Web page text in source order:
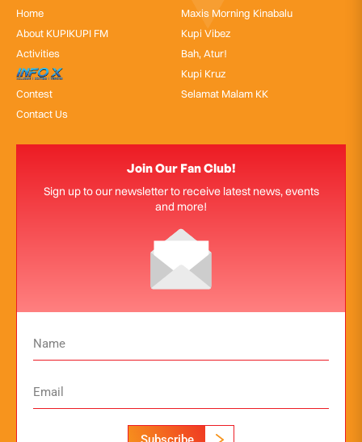
Home
About KUPIKUPI FM
Activities
InfoX
Contest
Contact Us
Maxis Morning Kinabalu
Kupi Vibez
Bah, Atur!
Kupi Kruz
Selamat Malam KK
Join Our Fan Club!
Sign up to our newsletter to receive latest news, events
and more!